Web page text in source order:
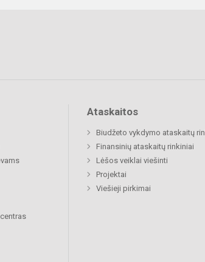
Ataskaitos
Biudžeto vykdymo ataskaitų
Finansinių ataskaitų rinkiniai
Lėšos veiklai viešinti
Projektai
Viešieji pirkimai